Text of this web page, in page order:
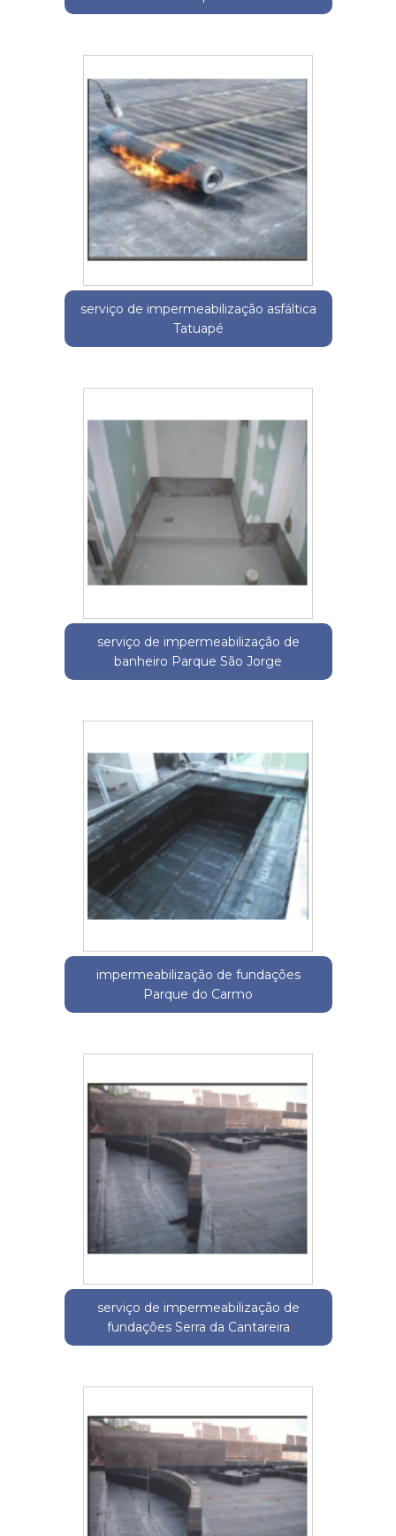
serviço de impermeabilização asfáltica
Tatuapé
serviço de impermeabilização de
banheiro Parque São Jorge
impermeabilização de fundações
Parque do Carmo
serviço de impermeabilização de
fundações Serra da Cantareira